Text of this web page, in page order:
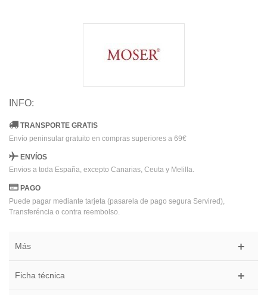
INFO:
TRANSPORTE GRATIS
Envío peninsular gratuito en compras superiores a 69€
ENVÍOS
Envios a toda España, excepto Canarias, Ceuta y Melilla.
PAGO
Puede pagar mediante tarjeta (pasarela de pago segura Servired),
Transferéncia o contra reembolso.
Más
Ficha técnica